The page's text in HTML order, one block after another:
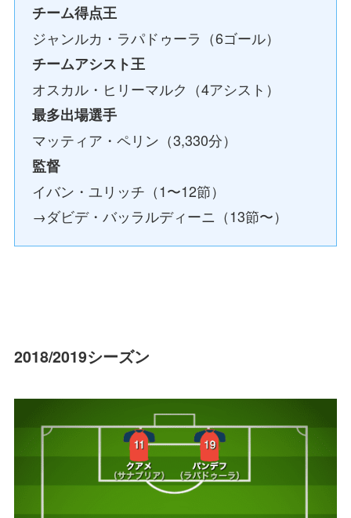
チーム得点王
ジャンルカ・ラパドゥーラ（6ゴール）
チームアシスト王
オスカル・ヒリーマルク（4アシスト）
最多出場選手
マッティア・ペリン（3,330分）
監督
イバン・ユリッチ（1〜12節）
→ダビデ・バッラルディーニ（13節〜）
2018/2019シーズン